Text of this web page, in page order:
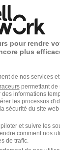
traitement
les
!
l'offre à laquelle
pour rendre
plus
de nos services et
permettant de
informations
les processus
sécurité du site
et suivre les
comment nos
de trafic.